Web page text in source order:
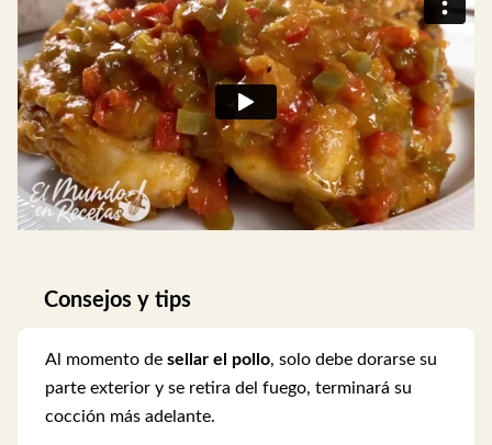
Consejos y tips
Al momento de sellar el pollo, solo debe dorarse su
parte exterior y se retira del fuego, terminará su
cocción más adelante.